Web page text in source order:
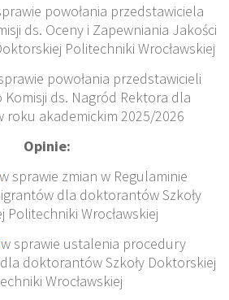
powołania przedstawiciela
ds. Oceny i Zapewniania Jakości
Politechniki Wrocławskiej
powołania przedstawicieli
ds. Nagród Rektora dla
roku akademickim 2025/2026
Opinie:
sprawie zmian w Regulaminie
dla doktorantów Szkoły
Politechniki Wrocławskiej
sprawie ustalenia procedury
doktorantów Szkoły Doktorskiej
Wrocławskiej